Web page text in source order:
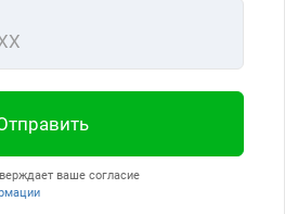
ваше согласие